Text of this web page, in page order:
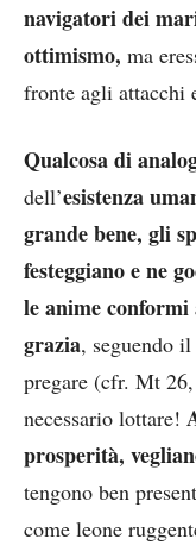
navigatori dei
ottimismo, ma
fronte agli attacchi
Qualcosa di
dell’esistenza
grande bene, gli
festeggiano e ne
le anime
grazia, seguendo
pregare (cfr. Mt
necessario lottare!
prosperità,
tengono ben
come leone